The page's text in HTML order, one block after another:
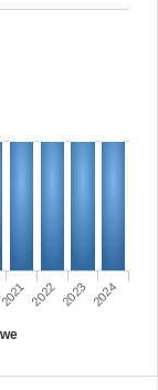
2021 2022 2023 2024